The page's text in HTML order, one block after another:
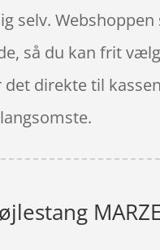
selv.
så du kan frit
det direkte til